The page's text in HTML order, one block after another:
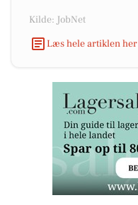
Kilde: JobNet
Læs hele artiklen her